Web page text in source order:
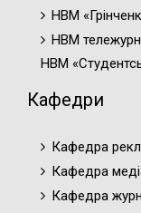
НВМ
НВМ
НВМ
Кафедри
Кафедра
Кафедра
Кафедра